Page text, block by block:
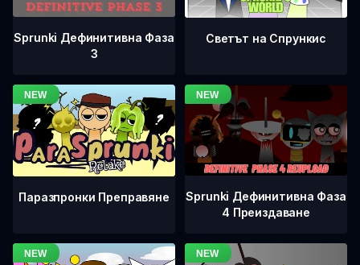
Sprunki Дефинитивна Фаза
3
Светът на Спрункис
Паразпронки Преправяне
Sprunki Дефинитивна Фаза
4 Преиздаване